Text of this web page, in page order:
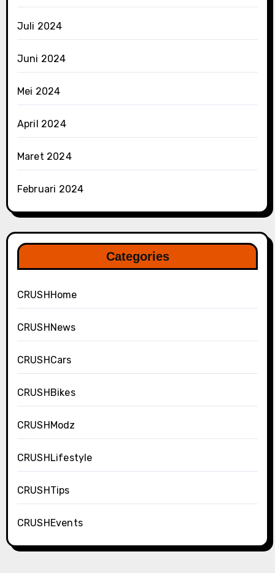
Juli 2024
Juni 2024
Mei 2024
April 2024
Maret 2024
Februari 2024
Categories
CRUSHHome
CRUSHNews
CRUSHCars
CRUSHBikes
CRUSHModz
CRUSHLifestyle
CRUSHTips
CRUSHEvents